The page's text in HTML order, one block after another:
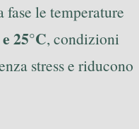
fase le temperature
25°C, condizioni
stress e riducono